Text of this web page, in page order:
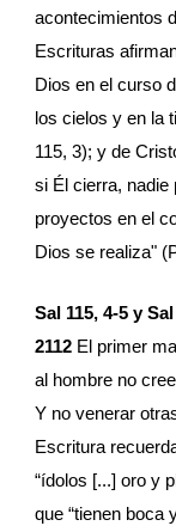
acontecimientos
Escrituras
Dios en el curso
los cielos y en la
115, 3); y de
si Él cierra, nadie
proyectos en el
Dios se realiza"
Sal 115, 4-5 y
2112 El primer
al hombre no
Y no venerar
Escritura
“ídolos [...] oro y
que “tienen boca